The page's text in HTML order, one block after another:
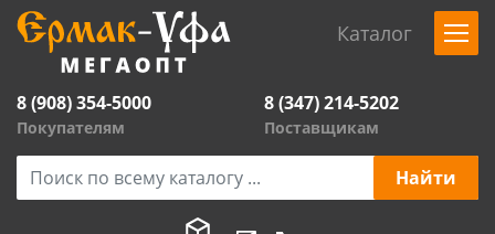
Каталог
8 (908) 354-5000
Покупателям
8 (347) 214-5202
Поставщикам